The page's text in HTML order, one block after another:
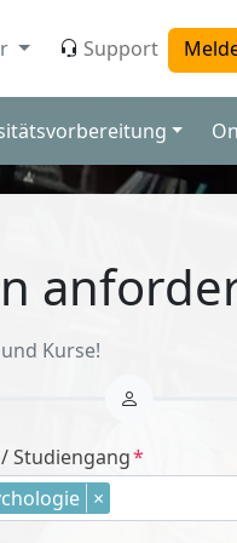
Support
Kurse!
/ Studiengang
×